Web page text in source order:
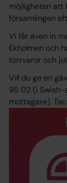
möjligheten att
församlingen
Vi får även in
Ekholmen och
torrvaror och
Vill du ge en
95 02 (i Swish-
mottagare).